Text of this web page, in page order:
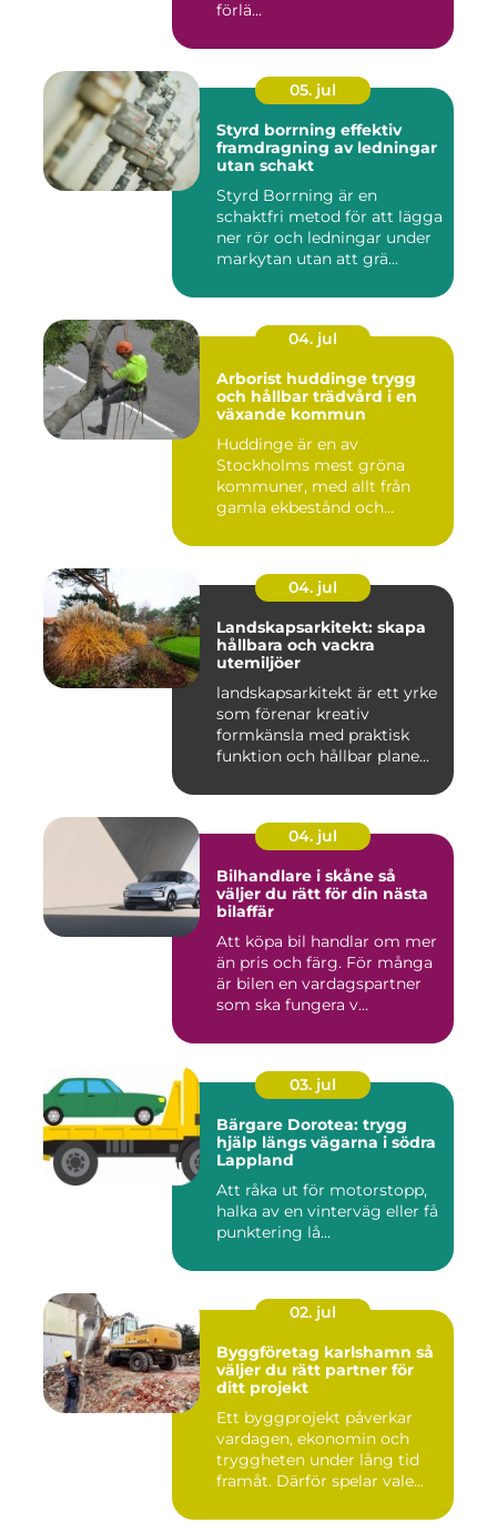
förlä...
05. jul
Styrd borrning effektiv
framdragning av ledningar
utan schakt
Styrd Borrning är en
schaktfri metod för att lägga
ner rör och ledningar under
markytan utan att grä...
04. jul
Arborist huddinge trygg
och hållbar trädvård i en
växande kommun
Huddinge är en av
Stockholms mest gröna
kommuner, med allt från
gamla ekbestånd och
04. jul
Landskapsarkitekt: skapa
hållbara och vackra
utemiljöer
landskapsarkitekt är ett yrke
som förenar kreativ
formkänsla med praktisk
funktion och hållbar plane...
04. jul
Bilhandlare i skåne så
väljer du rätt för din nästa
bilaffär
Att köpa bil handlar om mer
än pris och färg. För många
är bilen en vardagspartner
som ska fungera v...
03. jul
Bärgare Dorotea: trygg
hjälp längs vägarna i södra
Lappland
Att råka ut för motorstopp,
halka av en vinterväg eller få
punktering lå...
02. jul
Byggföretag karlshamn så
väljer du rätt partner för
ditt projekt
Ett byggprojekt påverkar
vardagen, ekonomin och
tryggheten under lång tid
framåt. Därför spelar vale...